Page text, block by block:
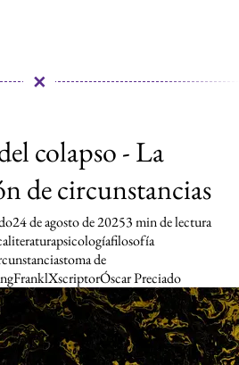
✕
colapso - La
colapso - La
de circunstancias
24 de agosto de 20253 min de lectura
literaturapsicologíafilosofía
toma de
FranklXscriptorÓscar Preciado